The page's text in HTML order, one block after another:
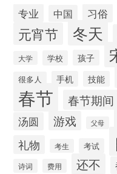
专业 中国 习俗
元宵节 冬天
大学 学校 孩子
很多人 手机 技能
春节 春节期间
汤圆 游戏 父母
礼物 考生 考试
诗词 费用 还不